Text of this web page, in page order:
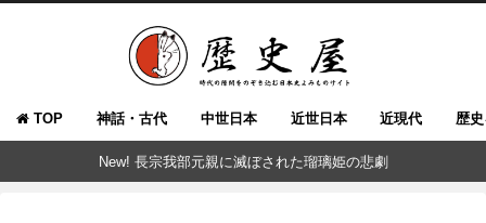
TOP 神話・古代 中世日本 近世日本 近現代 歴
New! 長宗我部元親に滅ぼされた瑠璃姫の悲劇